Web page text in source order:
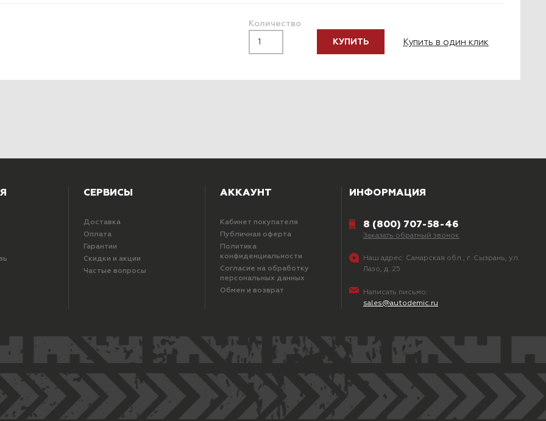
Количество
КУПИТЬ Купить в один клик
СЕРВИСЫ
Доставка
Оплата
Гарантии
Скидки и акции
Частые вопросы
АККАУНТ
Кабинет покупателя
Публичная оферта
Политика
конфиденциальности
Согласие на обработку
персональных данных
Обмен и возврат
ИНФОРМАЦИЯ
8 (800) 707-58-46
Заказать обратный звонок
Наш адрес: Самарская обл., г. Сызрань, ул.
Лазо, д. 25
Написать письмо:
sales@autodemic.ru